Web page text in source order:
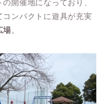
開催地になっており、
ンパクトに遊具が充実
場。